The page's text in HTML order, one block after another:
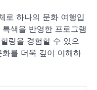
로 하나의 문화 여행입
색을 반영한 프로그램
링을 경험할 수 있으
를 더욱 깊이 이해하